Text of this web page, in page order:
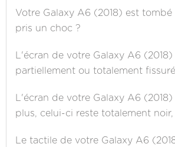
Votre Galaxy A6 (2018) est
pris un choc ?
L'écran de votre Galaxy A6 (2018)
partiellement ou totalement
L'écran de votre Galaxy A6
plus, celui-ci reste totalement noir,
Le tactile de votre Galaxy A6